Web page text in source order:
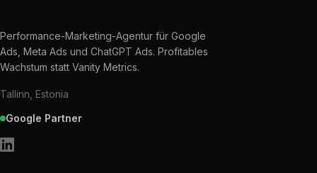
Performance-Marketing-Agentur für Google
Ads, Meta Ads und ChatGPT Ads. Profitables
Wachstum statt Vanity Metrics.
Tallinn, Estonia
Google Partner